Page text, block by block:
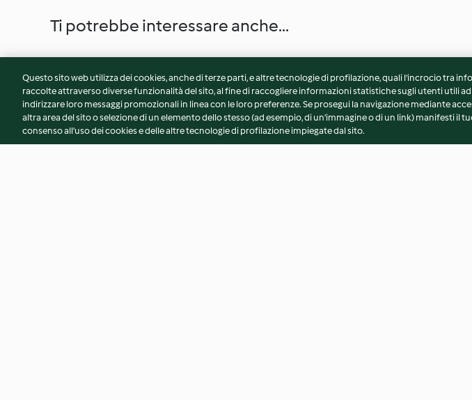
Ti potrebbe interessare anche...
Questo sito web utilizza dei cookies, anche di terze parti, e altre tecnologie di profilazione, quali l’incrocio tra
raccolte attraverso diverse funzionalità del sito, al fine di raccogliere informazioni statistiche sugli utenti utili ad
indirizzare loro messaggi promozionali in linea con le loro preferenze. Se prosegui la navigazione mediante
altra area del sito o selezione di un elemento dello stesso (ad esempio, di un'immagine o di un link) manifesti il
consenso all'uso dei cookies e delle altre tecnologie di profilazione impiegate dal sito.